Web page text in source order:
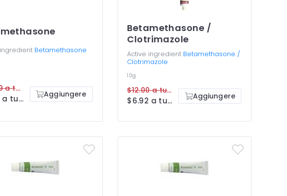
Betamethasone
$20.89 a tube
$8.25 a tube Aggiungere
Betamethasone /
Clotrimazole
Active ingredient Betamethasone /
Clotrimazole
10g
$12.00 a tube
$6.92 a tube Aggiungere